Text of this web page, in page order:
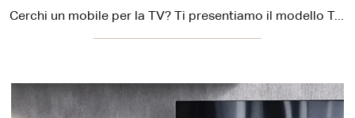
Cerchi un mobile per la TV? Ti presentiamo il modello Tv Video Laccato di Sangiacomo in laccato opaco, pensato per spazi moderni.